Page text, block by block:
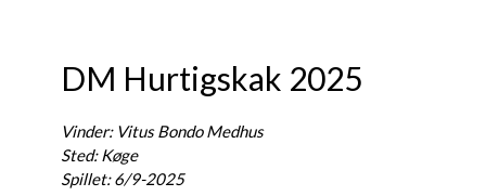
DM Hurtigskak 2025
Vinder: Vitus Bondo Medhus
Sted: Køge
Spillet: 6/9-2025